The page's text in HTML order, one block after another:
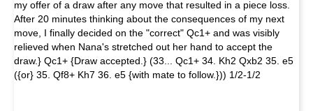
my offer of a draw after any move that resulted in a piece loss.
After 20 minutes thinking about the consequences of my next
move, I finally decided on the "correct" Qc1+ and was visibly
relieved when Nana's stretched out her hand to accept the
draw.} Qc1+ {Draw accepted.} (33... Qc1+ 34. Kh2 Qxb2 35. e5
({or} 35. Qf8+ Kh7 36. e5 {with mate to follow.})) 1/2-1/2